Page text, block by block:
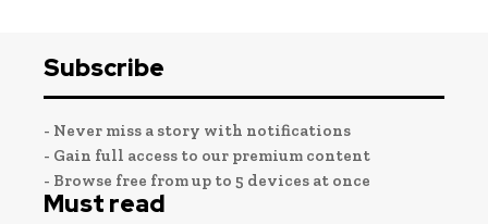
Subscribe
- Never miss a story with notifications
- Gain full access to our premium content
- Browse free from up to 5 devices at once
Must read